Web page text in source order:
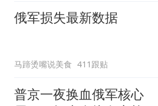
俄军损失最新数据
马蹄烫嘴说美食 411跟贴
普京一夜换血俄军核心